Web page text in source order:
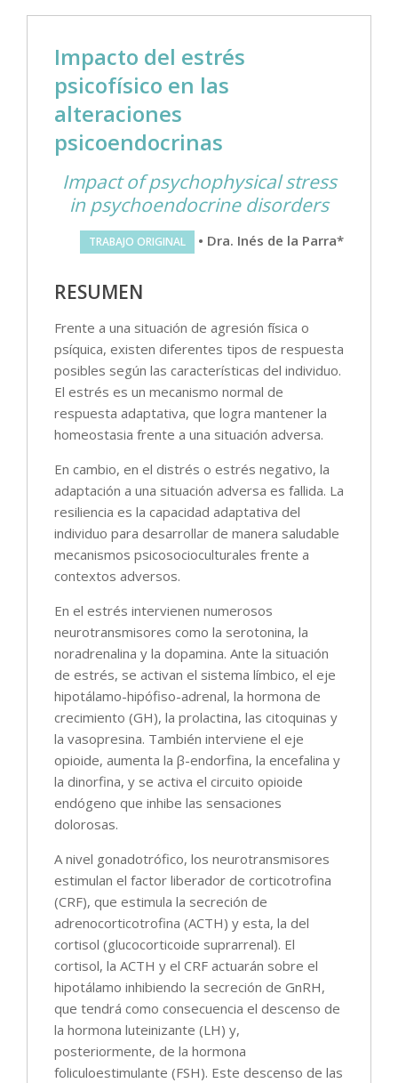
Impacto del estrés
psicofísico en las
alteraciones
psicoendocrinas
Impact of psychophysical stress
in psychoendocrine disorders
TRABAJO ORIGINAL • Dra. Inés de la Parra*
RESUMEN
Frente a una situación de agresión física o
psíquica, existen diferentes tipos de respuesta
posibles según las características del individuo.
El estrés es un mecanismo normal de
respuesta adaptativa, que logra mantener la
homeostasia frente a una situación adversa.
En cambio, en el distrés o estrés negativo, la
adaptación a una situación adversa es fallida. La
resiliencia es la capacidad adaptativa del
individuo para desarrollar de manera saludable
mecanismos psicosocioculturales frente a
contextos adversos.
En el estrés intervienen numerosos
neurotransmisores como la serotonina, la
noradrenalina y la dopamina. Ante la situación
de estrés, se activan el sistema límbico, el eje
hipotálamo-hipófiso-adrenal, la hormona de
crecimiento (GH), la prolactina, las citoquinas y
la vasopresina. También interviene el eje
opioide, aumenta la β-endorfina, la encefalina y
la dinorfina, y se activa el circuito opioide
endógeno que inhibe las sensaciones
dolorosas.
A nivel gonadotrófico, los neurotransmisores
estimulan el factor liberador de corticotrofina
(CRF), que estimula la secreción de
adrenocorticotrofina (ACTH) y esta, la del
cortisol (glucocorticoide suprarrenal). El
cortisol, la ACTH y el CRF actuarán sobre el
hipotálamo inhibiendo la secreción de GnRH,
que tendrá como consecuencia el descenso de
la hormona luteinizante (LH) y,
posteriormente, de la hormona
foliculoestimulante (FSH). Este descenso de las